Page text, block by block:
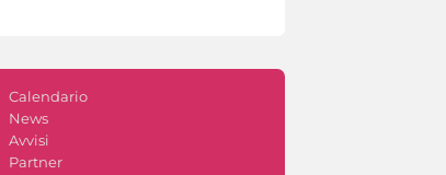
Calendario
News
Avvisi
Partner